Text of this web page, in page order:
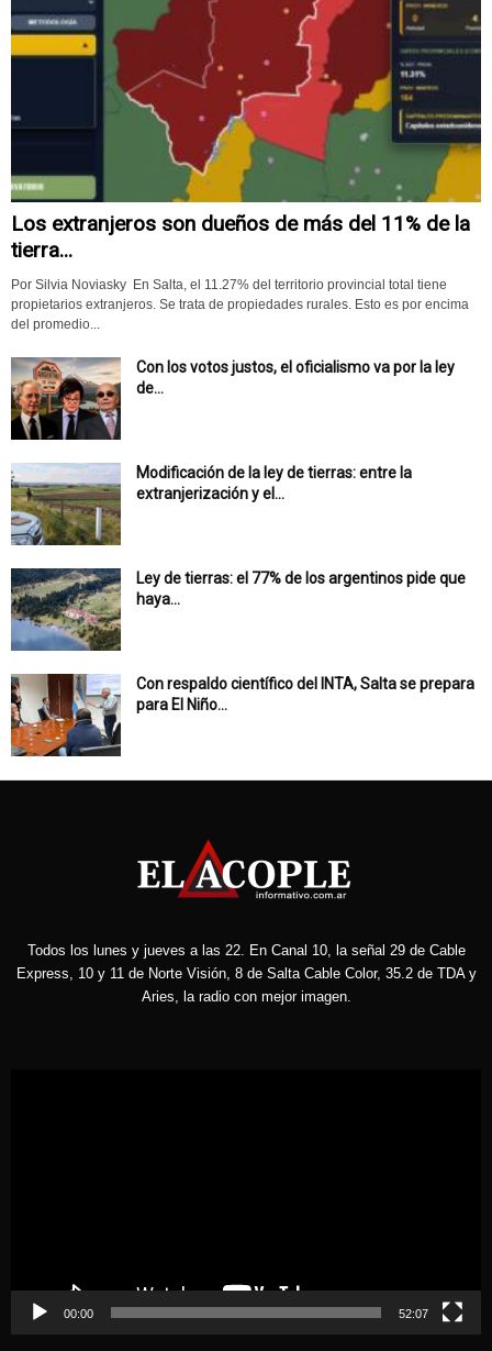
Los extranjeros son dueños de más del 11% de la
tierra...
Por Silvia Noviasky En Salta, el 11.27% del territorio provincial total tiene
propietarios extranjeros. Se trata de propiedades rurales. Esto es por encima
del promedio...
Con los votos justos, el oficialismo va por la ley
de...
Modificación de la ley de tierras: entre la
extranjerización y el...
Ley de tierras: el 77% de los argentinos pide que
haya...
Con respaldo científico del INTA, Salta se prepara
para El Niño...
Todos los lunes y jueves a las 22. En Canal 10, la señal 29 de Cable
Express, 10 y 11 de Norte Visión, 8 de Salta Cable Color, 35.2 de TDA y
Aries, la radio con mejor imagen.
00:00 52:07